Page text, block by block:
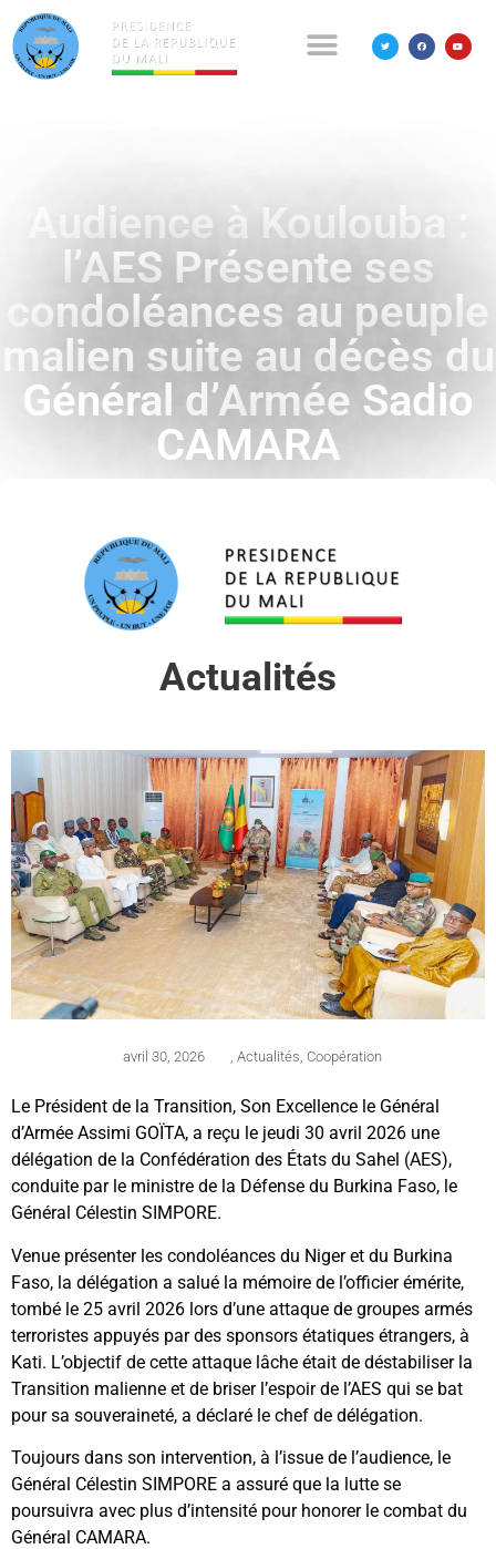
Audience à Koulouba :
l’AES Présente ses
condoléances au peuple
malien suite au décès du
Général d’Armée Sadio
CAMARA
Actualités
avril 30, 2026 , Actualités, Coopération
Le Président de la Transition, Son Excellence le Général
d’Armée Assimi GOÏTA, a reçu le jeudi 30 avril 2026 une
délégation de la Confédération des États du Sahel (AES),
conduite par le ministre de la Défense du Burkina Faso, le
Général Célestin SIMPORE.
Venue présenter les condoléances du Niger et du Burkina
Faso, la délégation a salué la mémoire de l’officier émérite,
tombé le 25 avril 2026 lors d’une attaque de groupes armés
terroristes appuyés par des sponsors étatiques étrangers, à
Kati. L’objectif de cette attaque lâche était de déstabiliser la
Transition malienne et de briser l’espoir de l’AES qui se bat
pour sa souveraineté, a déclaré le chef de délégation.
Toujours dans son intervention, à l’issue de l’audience, le
Général Célestin SIMPORE a assuré que la lutte se
poursuivra avec plus d’intensité pour honorer le combat du
Général CAMARA.